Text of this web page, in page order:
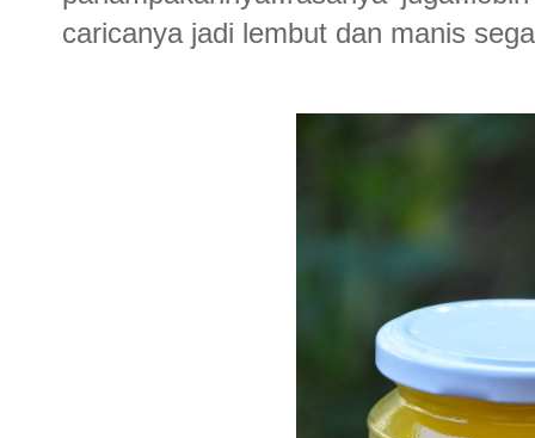
caricanya jadi lembut dan manis